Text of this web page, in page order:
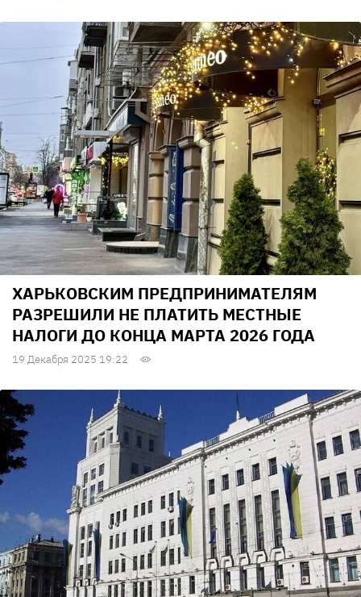
ХАРЬКОВСКИМ ПРЕДПРИНИМАТЕЛЯМ
РАЗРЕШИЛИ НЕ ПЛАТИТЬ МЕСТНЫЕ
НАЛОГИ ДО КОНЦА МАРТА 2026 ГОДА
19 Декабря 2025 19:22